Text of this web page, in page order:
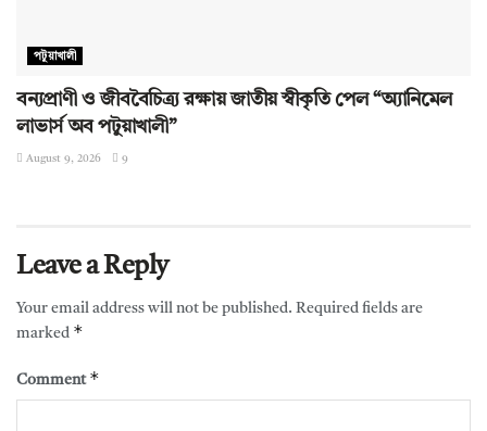
পটুয়াখালী
বন্যপ্রাণী ও জীববৈচিত্র্য রক্ষায় জাতীয় স্বীকৃতি পেল “অ্যানিমেল
লাভার্স অব পটুয়াখালী”
August 9, 2026 9
Leave a Reply
Your email address will not be published. Required fields are
marked *
Comment *